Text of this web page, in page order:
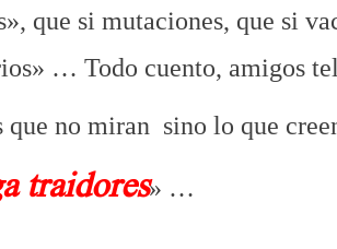
que si mutaciones, que si
… Todo cuento, amigos
que no miran sino lo que
traidores» …